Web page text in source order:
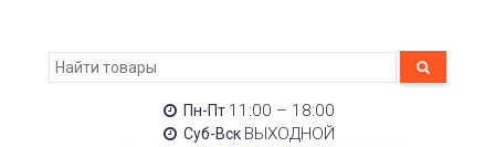
Пн-Пт 11:00 – 18:00
Суб-Вск ВЫХОДНОЙ